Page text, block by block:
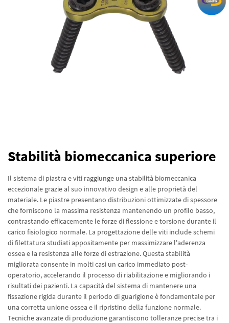
Stabilità biomeccanica superiore
Il sistema di piastra e viti raggiunge una stabilità biomeccanica
eccezionale grazie al suo innovativo design e alle proprietà del
materiale. Le piastre presentano distribuzioni ottimizzate di spessore
che forniscono la massima resistenza mantenendo un profilo basso,
contrastando efficacemente le forze di flessione e torsione durante il
carico fisiologico normale. La progettazione delle viti include schemi
di filettatura studiati appositamente per massimizzare l'aderenza
ossea e la resistenza alle forze di estrazione. Questa stabilità
migliorata consente in molti casi un carico immediato post-
operatorio, accelerando il processo di riabilitazione e migliorando i
risultati dei pazienti. La capacità del sistema di mantenere una
fissazione rigida durante il periodo di guarigione è fondamentale per
una corretta unione ossea e il ripristino della funzione normale.
Tecniche avanzate di produzione garantiscono tolleranze precise tra i